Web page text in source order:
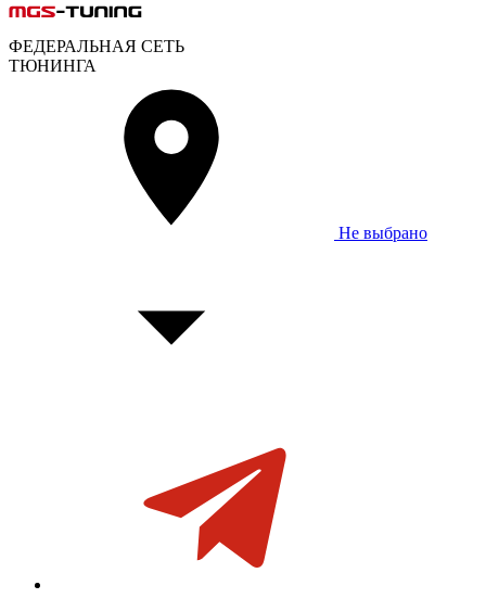
ФЕДЕРАЛЬНАЯ СЕТЬ
ТЮНИНГА
Не выбрано